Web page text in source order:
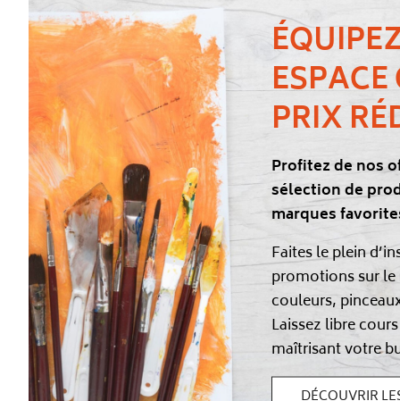
PRIX
Profitez de nos
sélection de
marques
Faites le plein
promotions sur le
couleurs,
Laissez libre
maîtrisant votre
DÉCOUVRIR